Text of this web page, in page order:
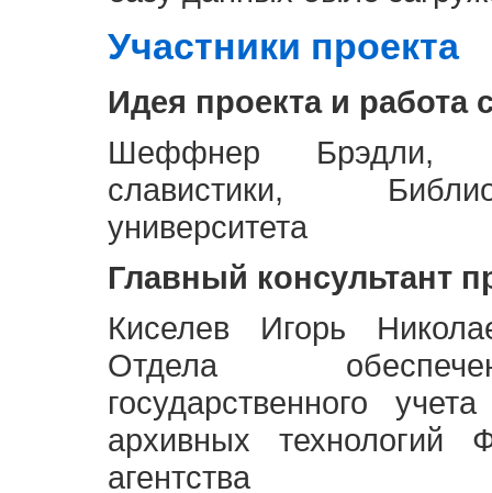
Участники проекта
Идея проекта и работа
Шеффнер Брэдли,
славистики,
университета
Главный консультант
Киселев Игорь
Отдела
государственного
архивных технологий
агентства